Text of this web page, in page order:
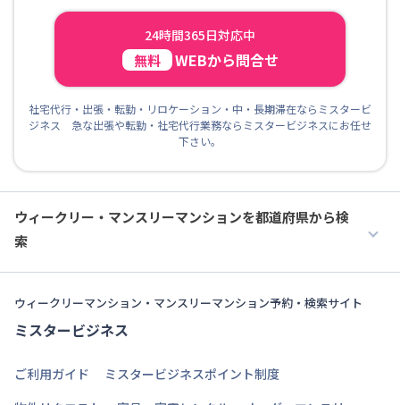
24時間365日対応中
無料 WEBから問合せ
社宅代行・出張・転勤・リロケーション・中・長期滞在ならミスタービ
ジネス 急な出張や転勤・社宅代行業務ならミスタービジネスにお任せ
下さい。
ウィークリー・マンスリーマンションを都道府県から検
索
ウィークリーマンション・マンスリーマンション予約・検索サイト
ミスタービジネス
ご利用ガイド
ミスタービジネスポイント制度